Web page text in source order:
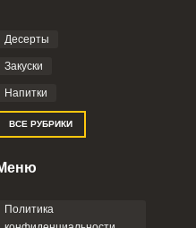
с
Десерты
Закуски
Напитки
ВСЕ РУБРИКИ
Политика